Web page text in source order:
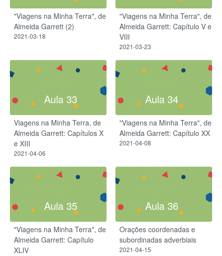
"Viagens na Minha Terra", de
Almeida Garrett (2)
2021-03-18
"Viagens na Minha Terra", de
Almeida Garrett: Capítulo V e
VIII
2021-03-23
Aula 33
Viagens na Minha Terra, de
Almeida Garrett: Capítulos X
e XIII
2021-04-06
Aula 34
"Viagens na Minha Terra", de
Almeida Garrett: Capítulo XX
2021-04-08
Aula 35
"Viagens na Minha Terra", de
Almeida Garrett: Capítulo
XLIV
Aula 36
Orações coordenadas e
subordinadas adverbiais
2021-04-15